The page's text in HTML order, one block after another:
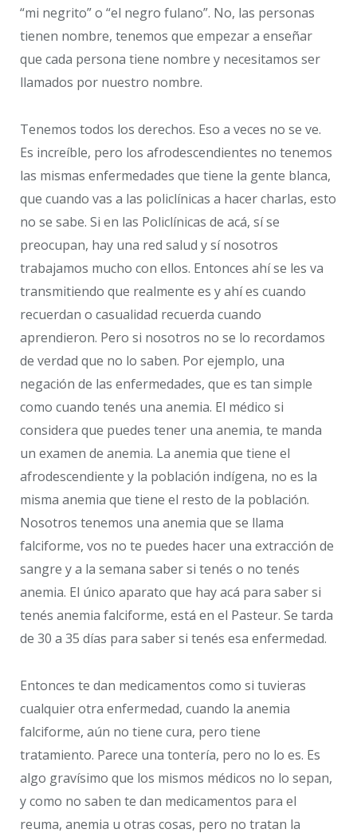
“mi negrito” o “el negro fulano”. No, las personas
tienen nombre, tenemos que empezar a enseñar
que cada persona tiene nombre y necesitamos ser
llamados por nuestro nombre.
Tenemos todos los derechos. Eso a veces no se ve.
Es increíble, pero los afrodescendientes no tenemos
las mismas enfermedades que tiene la gente blanca,
que cuando vas a las policlínicas a hacer charlas, esto
no se sabe. Si en las Policlínicas de acá, sí se
preocupan, hay una red salud y sí nosotros
trabajamos mucho con ellos. Entonces ahí se les va
transmitiendo que realmente es y ahí es cuando
recuerdan o casualidad recuerda cuando
aprendieron. Pero si nosotros no se lo recordamos
de verdad que no lo saben. Por ejemplo, una
negación de las enfermedades, que es tan simple
como cuando tenés una anemia. El médico si
considera que puedes tener una anemia, te manda
un examen de anemia. La anemia que tiene el
afrodescendiente y la población indígena, no es la
misma anemia que tiene el resto de la población.
Nosotros tenemos una anemia que se llama
falciforme, vos no te puedes hacer una extracción de
sangre y a la semana saber si tenés o no tenés
anemia. El único aparato que hay acá para saber si
tenés anemia falciforme, está en el Pasteur. Se tarda
de 30 a 35 días para saber si tenés esa enfermedad.
Entonces te dan medicamentos como si tuvieras
cualquier otra enfermedad, cuando la anemia
falciforme, aún no tiene cura, pero tiene
tratamiento. Parece una tontería, pero no lo es. Es
algo gravísimo que los mismos médicos no lo sepan,
y como no saben te dan medicamentos para el
reuma, anemia u otras cosas, pero no tratan la